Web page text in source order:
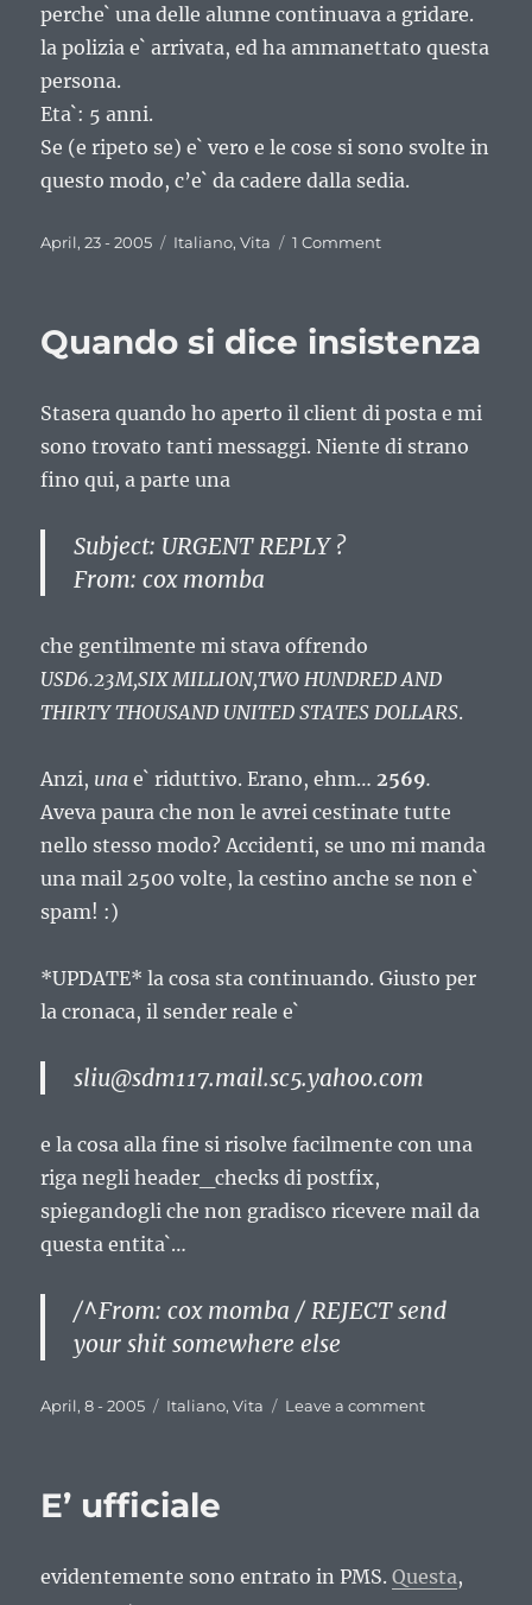
perche` una delle alunne continuava a gridare.
la polizia e` arrivata, ed ha ammanettato questa
persona.
Eta`: 5 anni.
Se (e ripeto se) e` vero e le cose si sono svolte in
questo modo, c’e` da cadere dalla sedia.
Posted
April, 23 - 2005 Categories
Italiano,Vita 1 Commenton
il
Quando si dice insistenza
Stasera quando ho aperto il client di posta e mi
sono trovato tanti messaggi. Niente di strano
fino qui, a parte una
Subject: URGENT REPLY ?
From: cox momba
che gentilmente mi stava offrendo
USD6.23M,SIX MILLION,TWO HUNDRED AND
THIRTY THOUSAND UNITED STATES DOLLARS.
Anzi, una e` riduttivo. Erano, ehm…2569.
Aveva paura che non le avrei cestinate tutte
nello stesso modo? Accidenti, se uno mi manda
una mail 2500 volte, la cestino anche se non e`
spam! :)
*UPDATE* la cosa sta continuando. Giusto per
la cronaca, il sender reale e`
sliu@sdm117.mail.sc5.yahoo.com
e la cosa alla fine si risolve facilmente con una
riga negli header_checks di postfix,
spiegandogli che non gradisco ricevere mail da
questa entita`…
/^From: cox momba / REJECT send
your shit somewhere else
Posted
April, 8 - 2005 Categories
Italiano,Vita Leave a commenton
E’ ufficiale
evidentemente sono entrato in PMS.Questa,